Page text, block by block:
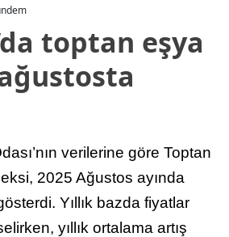
toptan eşya
verilerine göre Toptan
2025 Ağustos ayında
Yıllık bazda fiyatlar
yıllık ortalama artış